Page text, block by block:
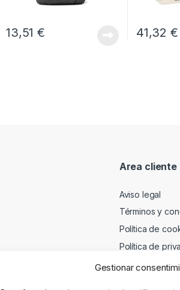
Gestionar
13,51€ 41,32 €
Area cliente
Aviso legal
Términos y
Política de
Política de